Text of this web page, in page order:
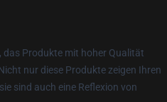
das Produkte mit hoher Qualität
nur diese Produkte zeigen Ihren
sind auch eine Reflexion von